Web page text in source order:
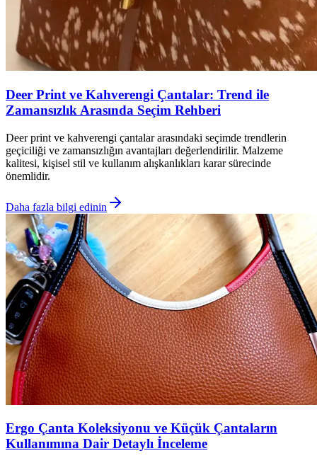
Deer Print ve Kahverengi Çantalar: Trend ile
Zamansızlık Arasında Seçim Rehberi
Deer print ve kahverengi çantalar arasındaki seçimde trendlerin
geçiciliği ve zamansızlığın avantajları değerlendirilir. Malzeme
kalitesi, kişisel stil ve kullanım alışkanlıkları karar sürecinde
önemlidir.
Daha fazla bilgi edinin
Ergo Çanta Koleksiyonu ve Küçük Çantaların
Kullanımına Dair Detaylı İnceleme